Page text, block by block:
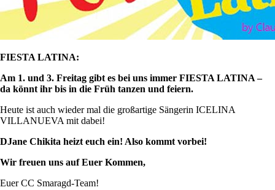
FIESTA LATINA:
Am 1. und 3. Freitag gibt es bei uns immer FIESTA LATINA –
da könnt ihr bis in die Früh tanzen und feiern.
Heute ist auch wieder mal die großartige Sängerin ICELINA
VILLANUEVA mit dabei!
DJane Chikita heizt euch ein! Also kommt vorbei!
Wir freuen uns auf Euer Kommen,
Euer CC Smaragd-Team!